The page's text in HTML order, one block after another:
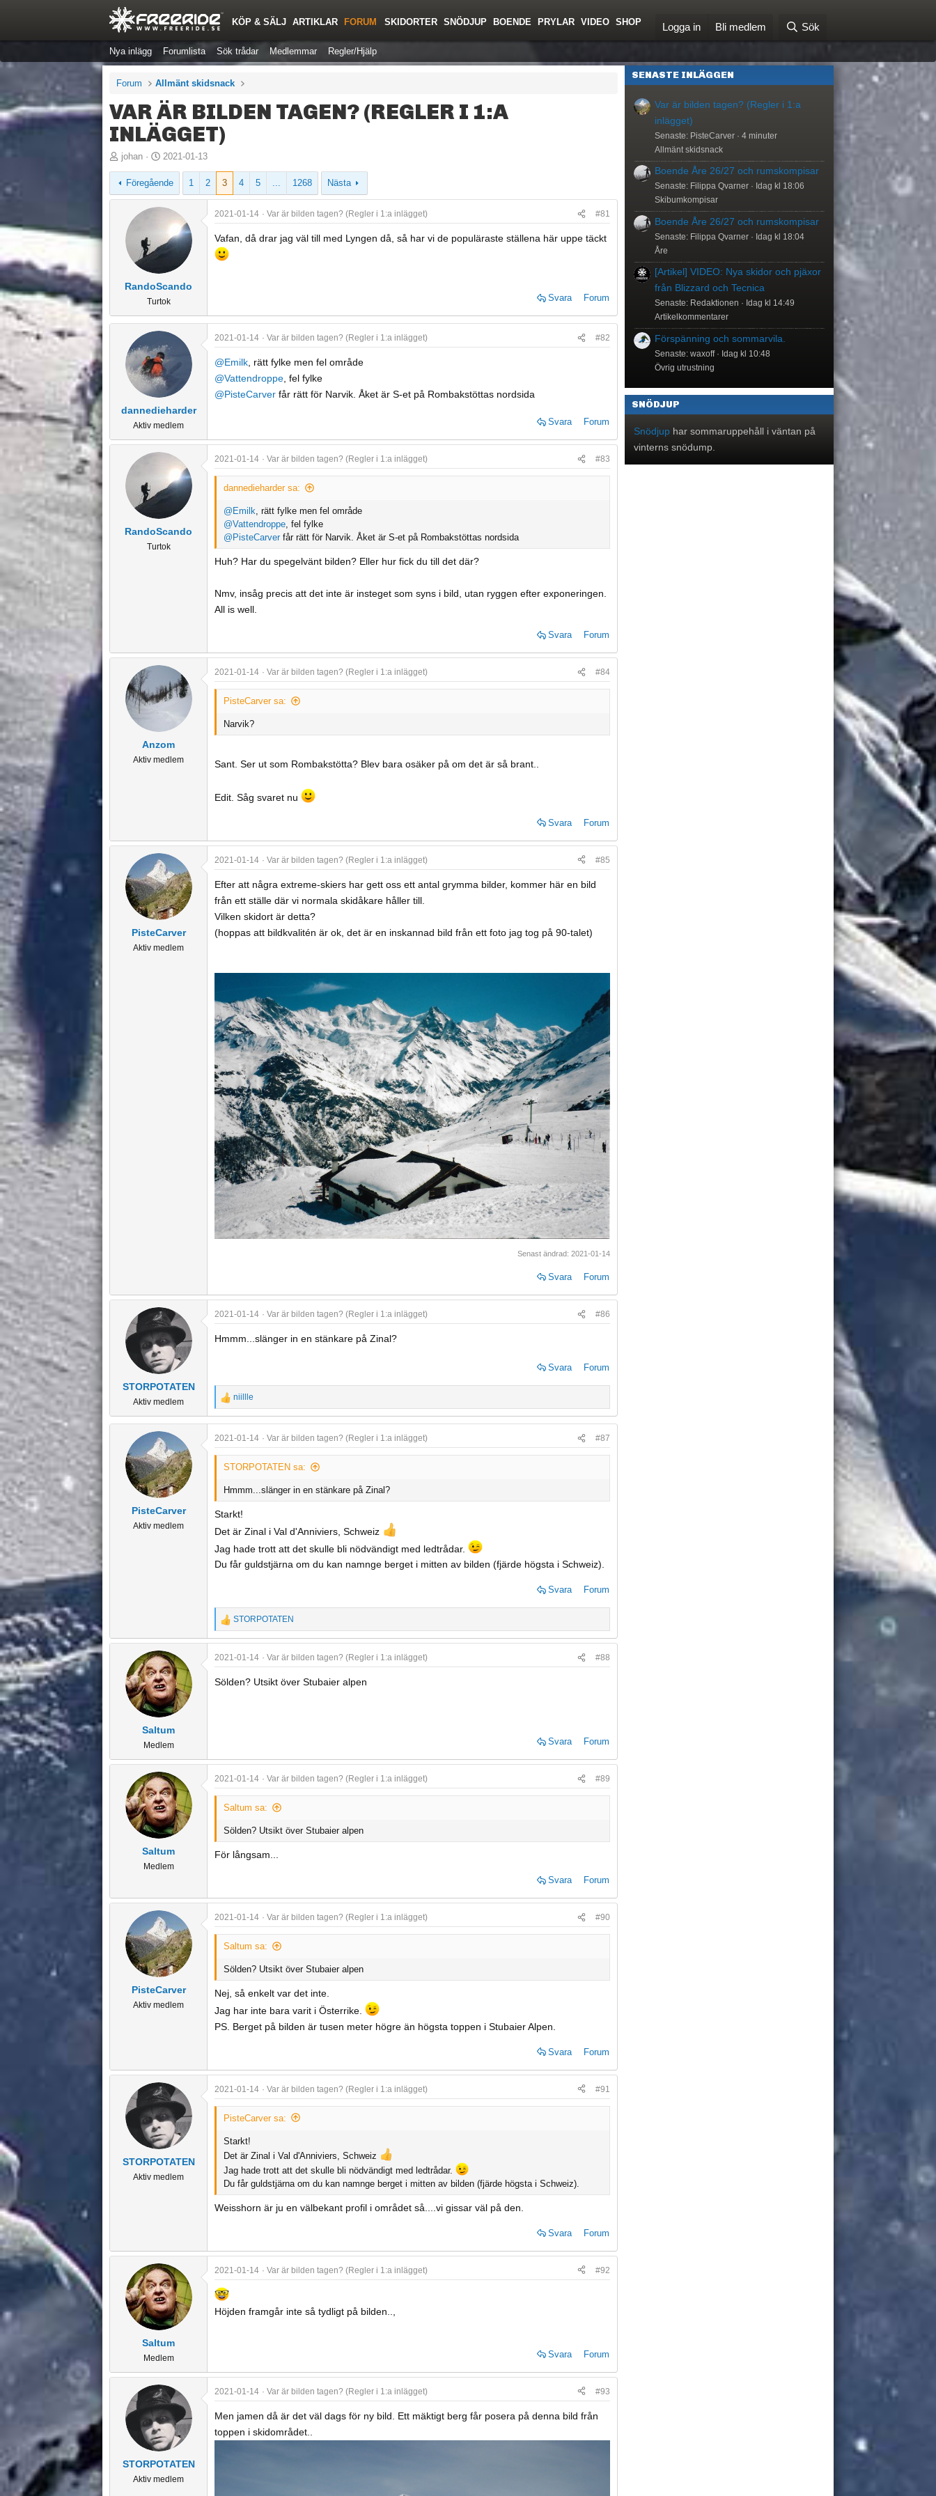
KÖP & SÄLJ ARTIKLAR FORUM SKIDORTER SNÖDJUP BOENDE PRYLAR VIDEO SHOP Logga in Bli medlem Sök
Nya inlägg Forumlista Sök trådar Medlemmar Regler/Hjälp
Forum Allmänt skidsnack
VAR ÄR BILDEN TAGEN? (REGLER I 1:A
INLÄGGET)
T
r
å
d
e
johan
S
t
a
r
a
2021-01-13
Föregående 1 2 3 4 5 ... 1268 Nästa
RandoScando
Turtok
2021-01-14 Var är bilden tagen? (Regler i 1:a inlägget) #81
Vafan, då drar jag väl till med Lyngen då, så har vi de populäraste ställena här uppe täckt
Svara Forum
dannedieharder
Aktiv medlem
2021-01-14 Var är bilden tagen? (Regler i 1:a inlägget) #82
@Emilk , rätt fylke men fel område
@Vattendroppe , fel fylke
@PisteCarver får rätt för Narvik. Åket är S-et på Rombakstöttas nordsida
Svara Forum
RandoScando
Turtok
2021-01-14 Var är bilden tagen? (Regler i 1:a inlägget) #83
dannedieharder sa:
@Emilk, rätt fylke men fel område
@Vattendroppe, fel fylke
@PisteCarver får rätt för Narvik. Åket är S-et på Rombakstöttas nordsida
Huh? Har du spegelvänt bilden? Eller hur fick du till det där?
Nmv, insåg precis att det inte är insteget som syns i bild, utan ryggen efter exponeringen.
All is well.
Svara Forum
Anzom
Aktiv medlem
2021-01-14 Var är bilden tagen? (Regler i 1:a inlägget) #84
PisteCarver sa:
Narvik?
Sant. Ser ut som Rombakstötta? Blev bara osäker på om det är så brant..
Edit. Såg svaret nu
Svara Forum
PisteCarver
Aktiv medlem
2021-01-14 Var är bilden tagen? (Regler i 1:a inlägget) #85
Efter att några extreme-skiers har gett oss ett antal grymma bilder, kommer här en bild
från ett ställe där vi normala skidåkare håller till.
Vilken skidort är detta?
(hoppas att bildkvalitén är ok, det är en inskannad bild från ett foto jag tog på 90-talet)
Senast ändrad: 2021-01-14
Svara Forum
STORPOTATEN
Aktiv medlem
2021-01-14 Var är bilden tagen? (Regler i 1:a inlägget) #86
Hmmm...slänger in en stänkare på Zinal?
Svara Forum
R
e
n
s
:
niillle
PisteCarver
Aktiv medlem
2021-01-14 Var är bilden tagen? (Regler i 1:a inlägget) #87
STORPOTATEN sa:
Hmmm...slänger in en stänkare på Zinal?
Starkt!
Det är Zinal i Val d'Anniviers, Schweiz
Jag hade trott att det skulle bli nödvändigt med ledtrådar.
Du får guldstjärna om du kan namnge berget i mitten av bilden (fjärde högsta i Schweiz).
Svara Forum
R
e
a
c
t
STORPOTATEN
Saltum
Medlem
2021-01-14 Var är bilden tagen? (Regler i 1:a inlägget) #88
Sölden? Utsikt över Stubaier alpen
Svara Forum
Saltum
Medlem
2021-01-14 Var är bilden tagen? (Regler i 1:a inlägget) #89
Saltum sa:
Sölden? Utsikt över Stubaier alpen
För långsam...
Svara Forum
PisteCarver
Aktiv medlem
2021-01-14 Var är bilden tagen? (Regler i 1:a inlägget) #90
Saltum sa:
Sölden? Utsikt över Stubaier alpen
Nej, så enkelt var det inte.
Jag har inte bara varit i Österrike.
PS. Berget på bilden är tusen meter högre än högsta toppen i Stubaier Alpen.
Svara Forum
STORPOTATEN
Aktiv medlem
2021-01-14 Var är bilden tagen? (Regler i 1:a inlägget) #91
PisteCarver sa:
Starkt!
Det är Zinal i Val d'Anniviers, Schweiz
Jag hade trott att det skulle bli nödvändigt med ledtrådar.
Du får guldstjärna om du kan namnge berget i mitten av bilden (fjärde högsta i Schweiz).
Weisshorn är ju en välbekant profil i området så....vi gissar väl på den.
Svara Forum
Saltum
Medlem
2021-01-14 Var är bilden tagen? (Regler i 1:a inlägget) #92
Höjden framgår inte så tydligt på bilden..,
Svara Forum
STORPOTATEN
Aktiv medlem
2021-01-14 Var är bilden tagen? (Regler i 1:a inlägget) #93
Men jamen då är det väl dags för ny bild. Ett mäktigt berg får posera på denna bild från
toppen i skidområdet..
SENASTE INLÄGGEN
Var är bilden tagen? (Regler i 1:a
inlägget)
Senaste: PisteCarver
4 minuter
Allmänt skidsnack
Boende Åre 26/27 och rumskompisar
Senaste: Filippa Qvarner
Idag kl 18:06
Skibumkompisar
Boende Åre 26/27 och rumskompisar
Senaste: Filippa Qvarner
Idag kl 18:04
Åre
[Artikel] VIDEO: Nya skidor och pjäxor
från Blizzard och Tecnica
Senaste: Redaktionen
Idag kl 14:49
Artikelkommentarer
Förspänning och sommarvila.
Senaste: waxoff
Idag kl 10:48
Övrig utrustning
SNÖDJUP
Snödjup har sommaruppehåll i väntan på
vinterns snödump.